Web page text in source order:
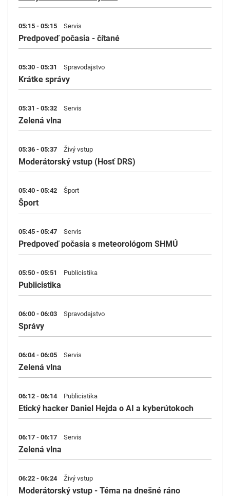
05:15 - 05:15 Servis
Predpoveď počasia - čítané
05:30 - 05:31 Spravodajstvo
Krátke správy
05:31 - 05:32 Servis
Zelená vlna
05:36 - 05:37 Živý vstup
Moderátorský vstup (Hosť DRS)
05:40 - 05:42 Šport
Šport
05:45 - 05:47 Servis
Predpoveď počasia s meteorológom SHMÚ
05:50 - 05:51 Publicistika
Publicistika
06:00 - 06:03 Spravodajstvo
Správy
06:04 - 06:05 Servis
Zelená vlna
06:12 - 06:14 Publicistika
Etický hacker Daniel Hejda o AI a kyberútokoch
06:17 - 06:17 Servis
Zelená vlna
06:22 - 06:24 Živý vstup
Moderátorský vstup - Téma na dnešné ráno